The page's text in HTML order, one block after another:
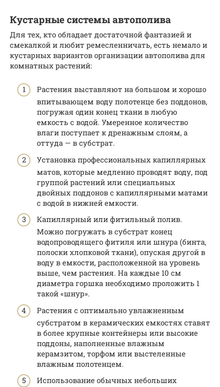
Кустарные системы автополива
Для тех, кто обладает достаточной фантазией и
смекалкой и любит ремесленничать, есть немало и
кустарных вариантов организации автополива для
комнатных растений:
Растения выставляют на большом и хорошо
впитывающем воду полотенце без поддонов,
погружая один конец ткани в любую
емкость с водой. Умеренное количество
влаги поступает к дренажным слоям, а
оттуда — в субстрат.
Установка профессиональных капиллярных
матов, которые медленно проводят воду, под
группой растений или специальных
двойных поддонов с капиллярными матами
с водой в нижней емкости.
Капиллярный или фитильный полив.
Можно погружать в субстрат конец
водопроводящего фитиля или шнура (бинта,
полоски хлопковой ткани), опуская другой в
воду в емкости, расположенной на уровень
выше, чем растения. На каждые 10 см
диаметра горшка необходимо проложить 1
такой «шнур».
Растения с оптимально увлажненным
субстратом в керамических емкостях ставят
в более крупные контейнеры или высокие
поддоны, наполненные влажным
керамзитом, торфом или выстеленные
влажным полотенцем.
Использование обычных небольших